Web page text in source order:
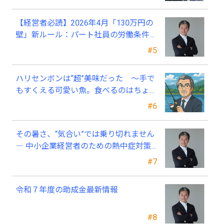
#5
【経営者必読】2026年4月「130万円の
壁」新ルール：パート社員の労働条件通
#6
ハリセンボンは“超”美味だった ～手で
もすくえる可愛い魚。食べるのはちょっ
#7
その暑さ、“気合い”では乗り切れません
― 中小企業経営者のための熱中症対策
#8
令和７年度の助成金最新情報